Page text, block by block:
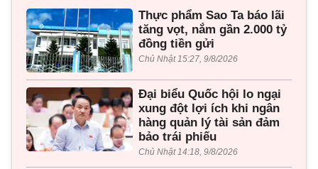
Thực phẩm Sao Ta báo lãi
tăng vọt, nắm gần 2.000 tỷ
đồng tiền gửi
Chủ Nhật 15:27, 9/8/2026
Đại biểu Quốc hội lo ngại
xung đột lợi ích khi ngân
hàng quản lý tài sản đảm
bảo trái phiếu
Chủ Nhật 14:18, 9/8/2026